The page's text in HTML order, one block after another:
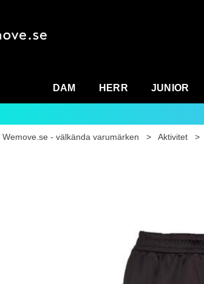
DAM HERR JUNIOR
Wemove.se - välkända varumärken > Aktivitet >